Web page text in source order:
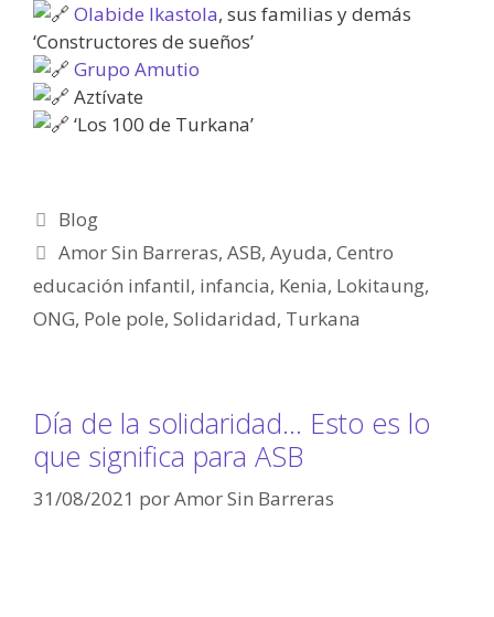
Olabide Ikastola, sus familias y demás
‘Constructores de sueños’
Grupo Amutio
Aztívate
‘Los 100 de Turkana’
Blog
Amor Sin Barreras,ASB,Ayuda,Centro
educación infantil, infancia, Kenia, Lokitaung,
ONG, Pole pole, Solidaridad, Turkana
Día de la solidaridad… Esto es lo
que significa para ASB
31/08/2021 porAmor Sin Barreras